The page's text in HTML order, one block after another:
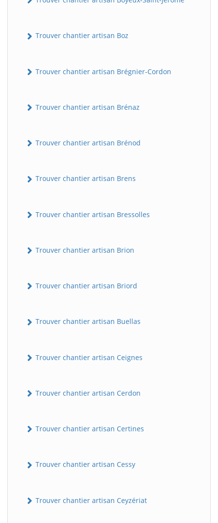
Trouver chantier artisan Boz
Trouver chantier artisan Brégnier-Cordon
Trouver chantier artisan Brénaz
Trouver chantier artisan Brénod
Trouver chantier artisan Brens
Trouver chantier artisan Bressolles
Trouver chantier artisan Brion
Trouver chantier artisan Briord
Trouver chantier artisan Buellas
Trouver chantier artisan Ceignes
Trouver chantier artisan Cerdon
Trouver chantier artisan Certines
Trouver chantier artisan Cessy
Trouver chantier artisan Ceyzériat